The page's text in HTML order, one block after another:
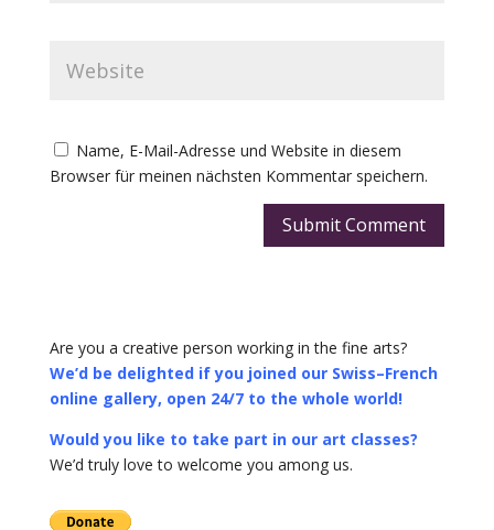
Name, E-Mail-Adresse und Website in diesem
Browser für meinen nächsten Kommentar speichern.
Submit Comment
Are you a creative person working in the fine arts?
We’d be delighted if you joined our Swiss–French
online gallery, open 24/7 to the whole world!
Would you like to take part in our art classes?
We’d truly love to welcome you among us.